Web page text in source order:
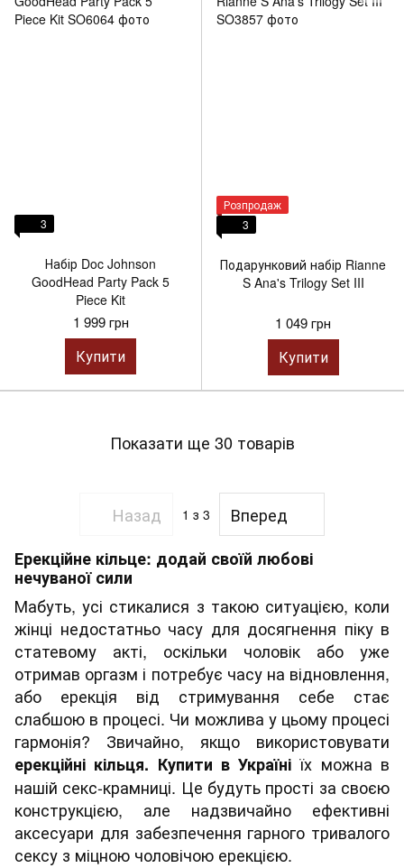
3
Набір Doc Johnson
GoodHead Party Pack 5
Piece Kit
1 999 грн
Купити
Розпродаж
3
Подарунковий набір Rianne
S Ana's Trilogy Set III
1 049 грн
Купити
Показати ще 30 товарів
Назад 1 з 3
Вперед
Ерекційне кільце: додай своїй любові
нечуваної сили
Мабуть, усі стикалися з такою ситуацією, коли
жінці недостатньо часу для досягнення піку в
статевому акті, оскільки чоловік або уже
отримав оргазм і потребує часу на відновлення,
або ерекція від стримування себе стає
слабшою в процесі. Чи можлива у цьому процесі
гармонія? Звичайно, якщо використовувати
ерекційні кільця. Купити в Україні їх можна в
нашій секс-крамниці. Це будуть прості за своєю
конструкцією, але надзвичайно ефективні
аксесуари для забезпечення гарного тривалого
сексу з міцною чоловічою ерекцією.